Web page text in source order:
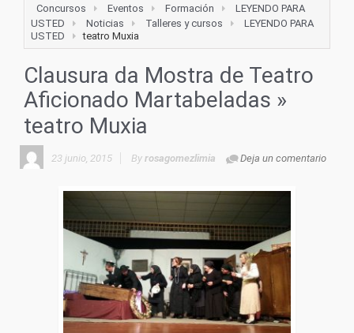
Concursos
Eventos Formación
LEYENDO PARA
USTED
Noticias Talleres y cursos
LEYENDO PARA
USTED
teatro Muxia
Clausura da Mostra de Teatro
Aficionado Martabeladas »
teatro Muxia
23 junio, 2015 Deja un comentario
By rosagomezlimia